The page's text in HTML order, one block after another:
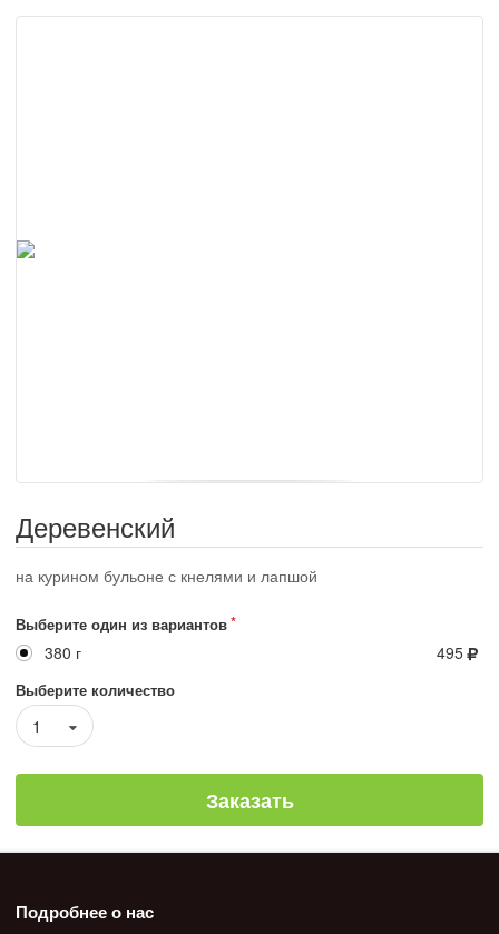
Деревенский
на курином бульоне с кнелями и лапшой
Выберите один из вариантов
380 г 495
Выберите количество
1
Заказать
Подробнее о нас